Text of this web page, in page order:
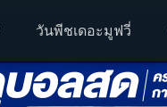
วันพีชเดอะมูฟวี่